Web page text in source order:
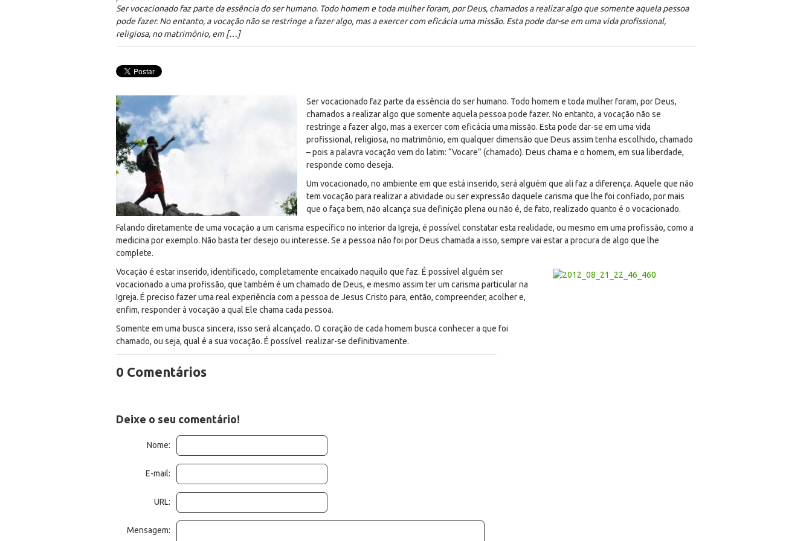
Ser vocacionado faz parte da essência do ser humano. Todo homem e toda mulher foram, por Deus, chamados a realizar algo que somente aquela pessoa
pode fazer. No entanto, a vocação não se restringe a fazer algo, mas a exercer com eficácia uma missão. Esta pode dar-se em uma vida profissional,
religiosa, no matrimônio, em […]
Ser vocacionado faz parte da essência do ser humano. Todo homem e toda mulher foram, por Deus,
chamados a realizar algo que somente aquela pessoa pode fazer. No entanto, a vocação não se
restringe a fazer algo, mas a exercer com eficácia uma missão. Esta pode dar-se em uma vida
profissional, religiosa, no matrimônio, em qualquer dimensão que Deus assim tenha escolhido, chamado
– pois a palavra vocação vem do latim: “Vocare” (chamado). Deus chama e o homem, em sua liberdade,
responde como deseja.
Um vocacionado, no ambiente em que está inserido, será alguém que ali faz a diferença. Aquele que não
tem vocação para realizar a atividade ou ser expressão daquele carisma que lhe foi confiado, por mais
que o faça bem, não alcança sua definição plena ou não é, de fato, realizado quanto é o vocacionado.
Falando diretamente de uma vocação a um carisma específico no interior da Igreja, é possível constatar esta realidade, ou mesmo em uma profissão, como a
medicina por exemplo. Não basta ter desejo ou interesse. Se a pessoa não foi por Deus chamada a isso, sempre vai estar a procura de algo que lhe
complete.
Vocação é estar inserido, identificado, completamente encaixado naquilo que faz. É possível alguém ser
vocacionado a uma profissão, que também é um chamado de Deus, e mesmo assim ter um carisma particular na
Igreja. É preciso fazer uma real experiência com a pessoa de Jesus Cristo para, então, compreender, acolher e,
enfim, responder à vocação a qual Ele chama cada pessoa.
Somente em uma busca sincera, isso será alcançado. O coração de cada homem busca conhecer a que foi
chamado, ou seja, qual é a sua vocação. É possível realizar-se definitivamente.
0 Comentários
Deixe o seu comentário!
Nome:
E-mail:
URL:
Mensagem: